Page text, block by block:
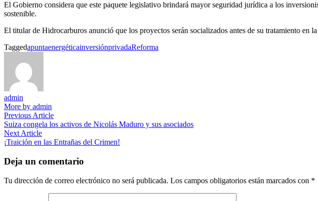
El Gobierno considera que este paquete legislativo brindará mayor seguridad jurídica a los
sostenible.
El titular de Hidrocarburos anunció que los proyectos serán socializados antes de su tratamiento en
TaggedapuntaenergéticainversiónprivadaReforma
admin
More by admin
Navegación
de
entradas
Previous ArticlePrevious
article:
Suiza congela los activos de Nicolás Maduro y sus asociados
Next ArticleNext
article:
¡Traición en las Entrañas del Crimen!
Deja un comentario
Tu dirección de correo electrónico no será publicada. Los campos obligatorios están marcados con *